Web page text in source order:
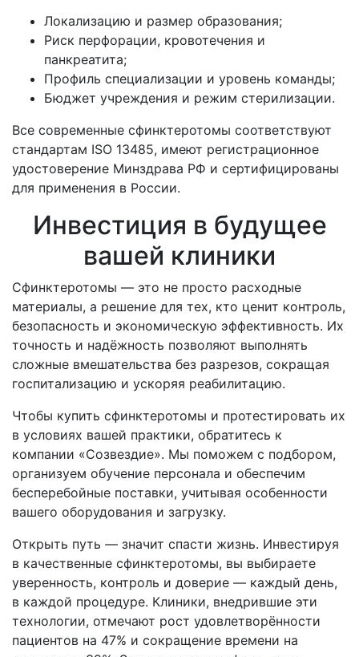
Локализацию и размер образования;
Риск перфорации, кровотечения и
панкреатита;
Профиль специализации и уровень команды;
Бюджет учреждения и режим стерилизации.
Все современные сфинктеротомы соответствуют
стандартам ISO 13485, имеют регистрационное
удостоверение Минздрава РФ и сертифицированы
для применения в России.
Инвестиция в будущее
вашей клиники
Сфинктеротомы — это не просто расходные
материалы, а решение для тех, кто ценит контроль,
безопасность и экономическую эффективность. Их
точность и надёжность позволяют выполнять
сложные вмешательства без разрезов, сокращая
госпитализацию и ускоряя реабилитацию.
Чтобы купить сфинктеротомы и протестировать их
в условиях вашей практики, обратитесь к
компании «Созвездие». Мы поможем с подбором,
организуем обучение персонала и обеспечим
бесперебойные поставки, учитывая особенности
вашего оборудования и загрузку.
Открыть путь — значит спасти жизнь. Инвестируя
в качественные сфинктеротомы, вы выбираете
уверенность, контроль и доверие — каждый день,
в каждой процедуре. Клиники, внедрившие эти
технологии, отмечают рост удовлетворённости
пациентов на 47% и сокращение времени на